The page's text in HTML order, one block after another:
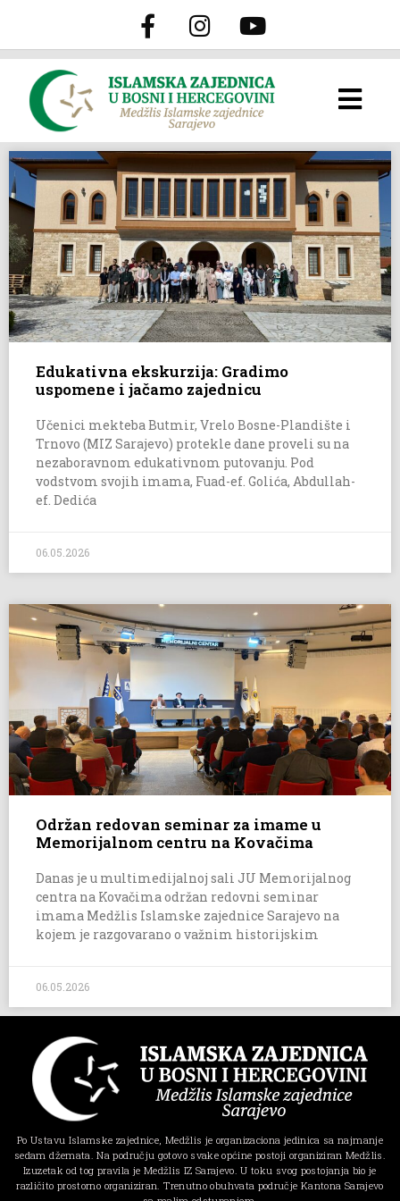
Edukativna ekskurzija: Gradimo
uspomene i jačamo zajednicu
Učenici mekteba Butmir, Vrelo Bosne-Plandište i
Trnovo (MIZ Sarajevo) protekle dane proveli su na
nezaboravnom edukativnom putovanju. Pod
vodstvom svojih imama, Fuad-ef. Golića, Abdullah-
ef. Dedića
06.05.2026
Održan redovan seminar za imame u
Memorijalnom centru na Kovačima
Danas je u multimedijalnoj sali JU Memorijalnog
centra na Kovačima održan redovni seminar
imama Medžlis Islamske zajednice Sarajevo na
kojem je razgovarano o važnim historijskim
06.05.2026
Po Ustavu Islamske zajednice, Medžlis je organizaciona jedinica sa najmanje
sedam džemata. Na području gotovo svake općine postoji organiziran Medžlis.
Izuzetak od tog pravila je Medžlis IZ Sarajevo. U toku svog postojanja bio je
različito prostorno organiziran. Trenutno obuhvata područje Kantona Sarajevo